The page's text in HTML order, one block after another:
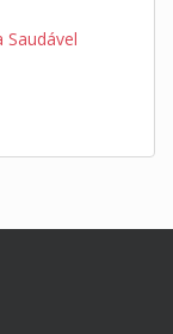
Saudável